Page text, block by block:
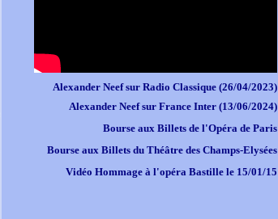
Alexander Neef sur Radio Classique (26/04/2023)
Alexander Neef sur France Inter (13/06/2024)
Bourse aux Billets de l'Opéra de Paris
Bourse aux Billets du Théâtre des Champs-Elysées
Vidéo Hommage à l'opéra Bastille le 15/01/15